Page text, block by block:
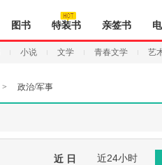
图书 特装书 亲签书
小说 文学 青春文学 艺
> 政治/军事
近 日 近24小时